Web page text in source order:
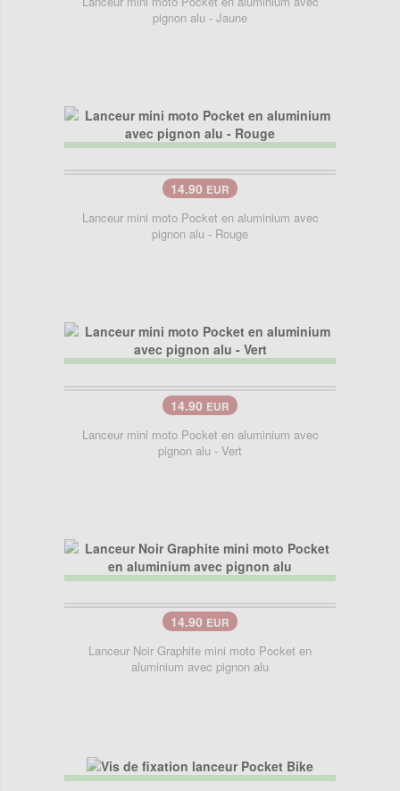
pignon alu - Jaune
14.90 EUR
Lanceur mini moto Pocket en aluminium avec
pignon alu - Rouge
14.90 EUR
Lanceur mini moto Pocket en aluminium avec
pignon alu - Vert
14.90 EUR
Lanceur Noir Graphite mini moto Pocket en
aluminium avec pignon alu